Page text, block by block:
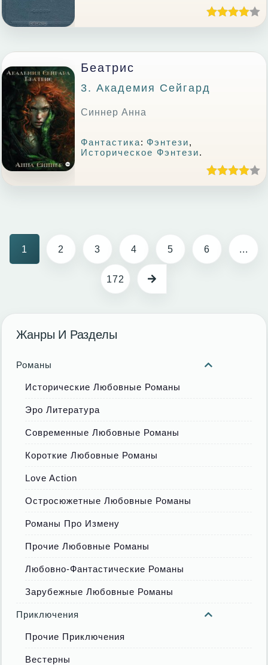
Беатрис
3. Академия Сейгард
Синнер Анна
Фантастика: Фэнтези,
Историческое Фэнтези.
1 2 3 4 5 6 ...
172
Жанры И Разделы
Романы
Исторические Любовные Романы
Эро Литература
Современные Любовные Романы
Короткие Любовные Романы
Love Action
Остросюжетные Любовные Романы
Романы Про Измену
Прочие Любовные Романы
Любовно-Фантастические Романы
Зарубежные Любовные Романы
Приключения
Прочие Приключения
Вестерны